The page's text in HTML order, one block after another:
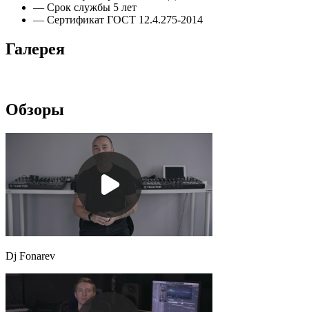
— Срок службы 5 лет
— Сертификат ГОСТ 12.4.275-2014
Галерея
Обзоры
Dj Fonarev